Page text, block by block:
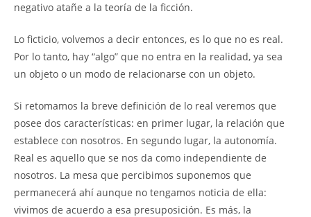
negativo atañe a la teoría de la ficción.
Lo ficticio, volvemos a decir entonces, es lo que no es real.
Por lo tanto, hay “algo” que no entra en la realidad, ya sea
un objeto o un modo de relacionarse con un objeto.
Si retomamos la breve definición de lo real veremos que
posee dos características: en primer lugar, la relación que
establece con nosotros. En segundo lugar, la autonomía.
Real es aquello que se nos da como independiente de
nosotros. La mesa que percibimos suponemos que
permanecerá ahí aunque no tengamos noticia de ella:
vivimos de acuerdo a esa presuposición. Es más, la